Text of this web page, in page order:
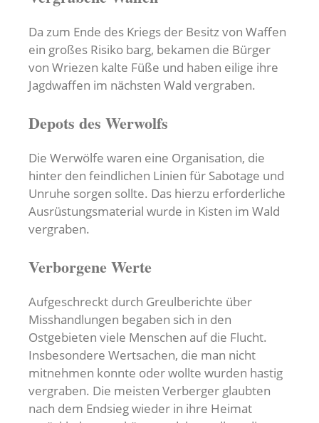
Da zum Ende des Kriegs der Besitz von Waffen
ein großes Risiko barg, bekamen die Bürger
von Wriezen kalte Füße und haben eilige ihre
Jagdwaffen im nächsten Wald vergraben.
Depots des Werwolfs
Die Werwölfe waren eine Organisation, die
hinter den feindlichen Linien für Sabotage und
Unruhe sorgen sollte. Das hierzu erforderliche
Ausrüstungsmaterial wurde in Kisten im Wald
vergraben.
Verborgene Werte
Aufgeschreckt durch Greulberichte über
Misshandlungen begaben sich in den
Ostgebieten viele Menschen auf die Flucht.
Insbesondere Wertsachen, die man nicht
mitnehmen konnte oder wollte wurden hastig
vergraben. Die meisten Verberger glaubten
nach dem Endsieg wieder in ihre Heimat